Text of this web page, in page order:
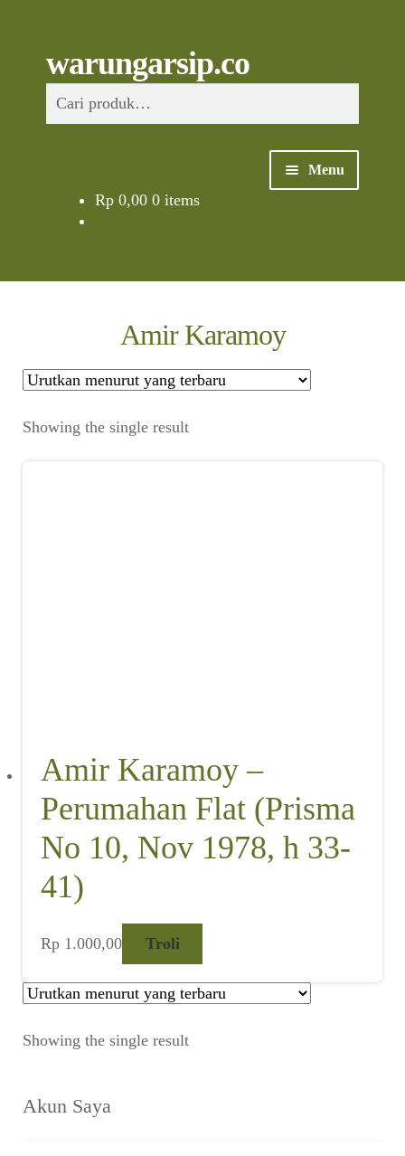
to
navigation
to
content
warungarsip.co
untuk:
Menu
Rp0,00 0 items
Amir Karamoy
Showing the single result
Amir Karamoy –
Perumahan Flat (Prisma
No 10, Nov 1978, h 33-
41)
Rp 1.000,00 Troli
Showing the single result
Akun Saya